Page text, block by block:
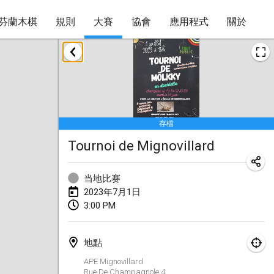
蘭木棋 規則 大賽 協會 應用程式 關於
存檔
Tournoi de Mignovillard
当地比赛
2023年7月1日
3:00 PM
地點
APE Mignovillard
Rue De Champagnole 4
2023年1月
LE Tournoi de Noël
2023年1月14日|法國
Indoor Polish Championship - Halowe Mistrzostwa Polski w Mölkky
2023年1月14日| 波蘭
Tournoi Mixte ASPTTOM
2023年1月21日
US Mölkky Winter